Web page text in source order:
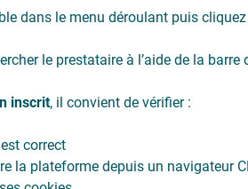
dans le menu déroulant puis
le prestataire à l’aide de la barre
inscrit, il convient de vérifier :
correct
la plateforme depuis un navigateur